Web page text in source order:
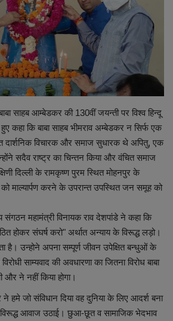
साहब आम्बेडकर की 130वीं जयन्ती पर विश्व हिन्दू
कहा कि बाबा साहब भीमराव अम्बेडकर न सिर्फ एक
दार्शनिक विचारक और समाज सुधारक थे अपितु, एक
सदैव राष्ट्र का चिन्तन किया और वंचित समाज
दिल्ली के रामकृष्ण पुरम स्थित मोहनपुर के
को माल्यार्पण करने के उपरान्त उपस्थित जन समूह को
संगठन महामंत्री विनायक राव देशपांडे ने कहा कि
होकर संघर्ष करो" अर्थात अन्याय के विरूद्ध लड़ो।
है। उन्होने अपना सम्पूर्ण जीवन उपेक्षित बन्धुओं के
साम्यवाद की अवधारणा का जितना विरोध बाबा
और ने नहीं किया होगा।
ने हमे जो संविधान दिया वह दुनिया के लिए आदर्श बना
आवाज उठाई। छुआ-छूत व सामाजिक भेदभाव